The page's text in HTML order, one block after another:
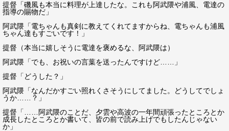
提督「磯風も本当に料理が上達したな。これも阿武隈や浦風、電達の
指導の賜物だ」
阿武隈「電ちゃんも真剣に教えてくれてますからね、電ちゃんも浦風
ちゃん達もすごいです！」
提督（本当に嬉しそうに電達を褒めるな、阿武隈は）
阿武隈「でも、お祝いの言葉を送ったんですけど……」
提督「どうした？」
阿武隈「なんだかすごい照れくさそうにしてました。どうしてでしょ
うか……？」
提督「……阿武隈のことだ、夕雲や高波の一年間頑張ったところとか
成長したところとか書いて、皆の前で読み上げでもしたんじゃない
か」